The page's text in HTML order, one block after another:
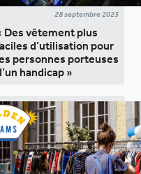
28 septembre 2023
Des vêtement plus
d’utilisation pour
personnes porteuses
handicap »